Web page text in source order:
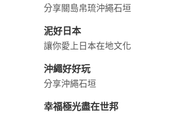
分享關島帛琉沖繩石垣
泥好日本
讓你愛上日本在地文化
沖繩好好玩
分享沖繩石垣
幸福極光盡在世邦